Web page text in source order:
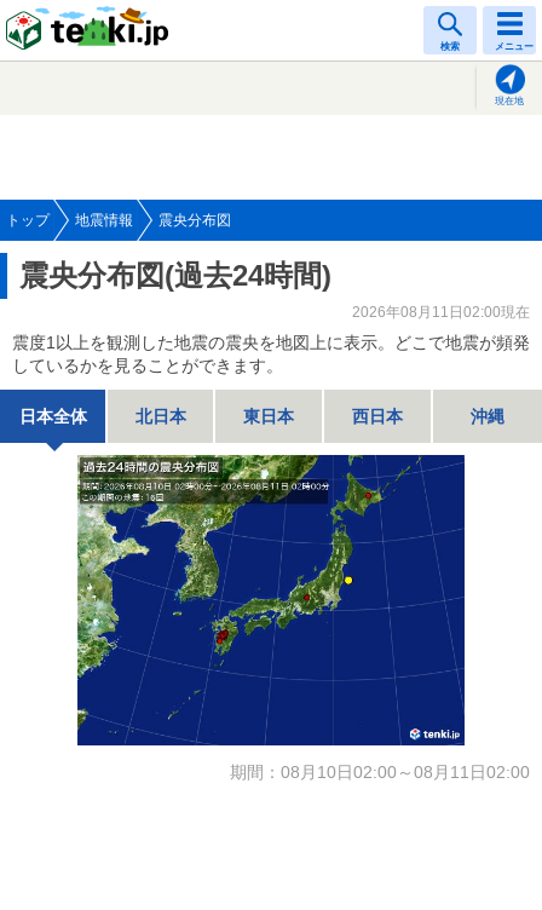
検索 メニュー
現在地
トップ 地震情報 震央分布図
震央分布図(過去24時間)
2026年08月11日02:00現在
震度1以上を観測した地震の震央を地図上に表示。どこで地震が頻発
しているかを見ることができます。
日本全体 北日本 東日本 西日本 沖縄
期間：08月10日02:00～08月11日02:00